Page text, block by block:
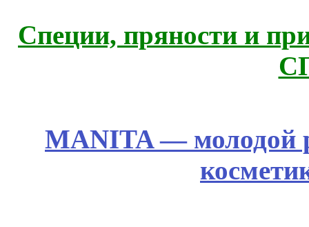
Специи, пряности и
MANITA — молодой